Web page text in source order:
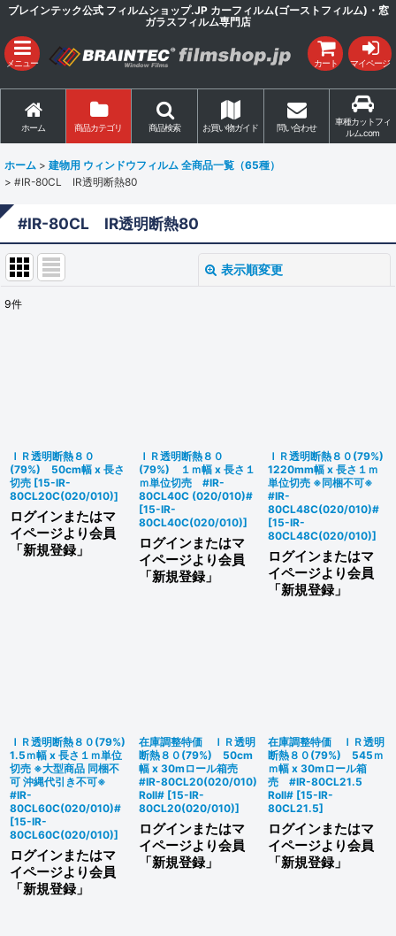
ブレインテック公式 フィルムショップ.JP カーフィルム(ゴーストフィルム)・窓
ガラスフィルム専門店
メニュー カート マイページ
ホーム 商品カテゴリ 商品検索 お買い物ガイド 問い合わせ
車種カットフィ
ルム.com
ホーム > 建物用 ウィンドウフィルム 全商品一覧（65種）
> #IR-80CL IR透明断熱80
#IR-80CL IR透明断熱80
表示順変更
9件
ＩＲ透明断熱８０
(79%) 50cm幅 x 長さ
切売 [15-IR-
80CL20C(020/010)]
ログインまたはマ
イページより会員
「新規登録」
ＩＲ透明断熱８０
(79%) １ｍ幅 x 長さ１
ｍ単位切売 #IR-
80CL40C (020/010)#
[15-IR-
80CL40C(020/010)]
ログインまたはマ
イページより会員
「新規登録」
ＩＲ透明断熱８０(79%)
1220mm幅 x 長さ１ｍ
単位切売 ※同梱不可※
#IR-
80CL48C(020/010)#
[15-IR-
80CL48C(020/010)]
ログインまたはマ
イページより会員
「新規登録」
ＩＲ透明断熱８０(79%)
1.5ｍ幅 x 長さ１ｍ単位
切売 ※大型商品 同梱不
可 沖縄代引き不可※
#IR-
80CL60C(020/010)#
[15-IR-
80CL60C(020/010)]
ログインまたはマ
イページより会員
「新規登録」
在庫調整特価 ＩＲ透明
断熱８０(79%) 50cm
幅 x 30mロール箱売
#IR-80CL20(020/010)
Roll# [15-IR-
80CL20(020/010)]
ログインまたはマ
イページより会員
「新規登録」
在庫調整特価 ＩＲ透明
断熱８０(79%) 545ｍ
ｍ幅 x 30mロール箱
売 #IR-80CL21.5
Roll# [15-IR-
80CL21.5]
ログインまたはマ
イページより会員
「新規登録」